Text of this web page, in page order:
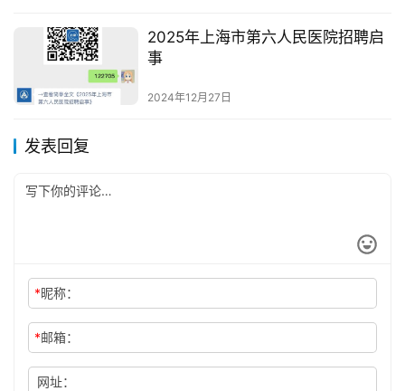
2025年上海市第六人民医院招聘启
事
2024年12月27日
发表回复
*昵称：
*邮箱：
网址：